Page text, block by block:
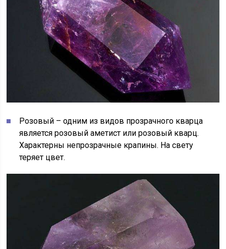
Розовый – одним из видов прозрачного кварца
является розовый аметист или розовый кварц.
Характерны непрозрачные крапины. На свету
теряет цвет.